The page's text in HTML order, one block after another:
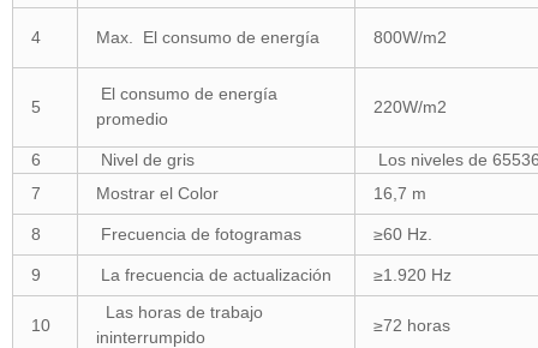
4 Max. El consumo de energía 800W/m2
5
El consumo de energía
promedio
220W/m2
6 Nivel de gris
Los niveles de
7
Mostrar el Color 16,7 m
8 Frecuencia de fotogramas ≥60 Hz.
9 La frecuencia de actualización ≥1.920 Hz
10
Las horas de trabajo
ininterrumpido
≥72 horas